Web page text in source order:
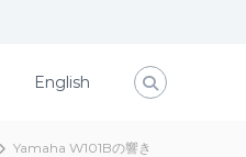
English
Yamaha W101Bの響き